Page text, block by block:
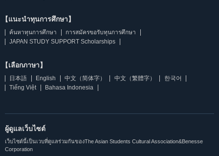
【แนะนำทุนการศึกษา】
ค้นหาทุนการศึกษา
การสมัครขอรับทุนการศึกษา
JAPAN STUDY SUPPORT Scholarships
【เลือกภาษา】
日本語 English 中文（简体字） 中文（繁體字）
한국어
Tiếng Việt
Bahasa Indonesia
ผู้ดูแลเว็บไซต์
เว็บไซต์นี้เป็นเวบที่ดูแลร่วมกันของThe Asian Students Cultural Association&Benesse
Corporation